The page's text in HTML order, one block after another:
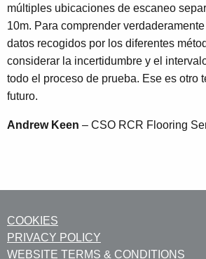
múltiples ubicaciones de escaneo
10m. Para comprender
datos recogidos por los diferentes
considerar la incertidumbre y el
todo el proceso de prueba. Ese es otro
futuro.
Andrew Keen – CSO RCR Flooring
COOKIES
PRIVACY POLICY
WEBSITE TERMS & CONDITIONS